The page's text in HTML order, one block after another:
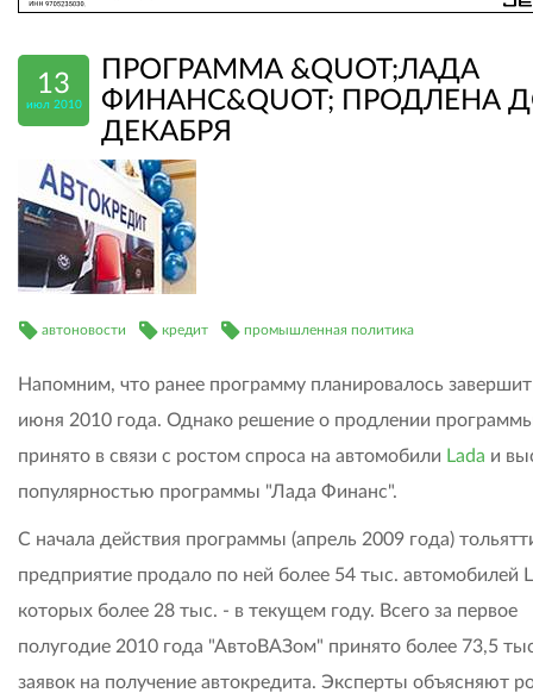
13
июл 2010
ПРОГРАММА &QUOT;ЛАДА
ФИНАНС&QUOT; ПРОДЛЕНА
ДЕКАБРЯ
автоновости кредит промышленная политика
Напомним, что ранее программу планировалось
июня 2010 года. Однако решение о продлении
принято в связи с ростом спроса на автомобили Lada и
популярностью программы "Лада Финанс".
С начала действия программы (апрель 2009 года)
предприятие продало по ней более 54 тыс. автомобилей
которых более 28 тыс. - в текущем году. Всего за первое
полугодие 2010 года "АвтоВАЗом" принято более 73,5
заявок на получение автокредита. Эксперты объясняют